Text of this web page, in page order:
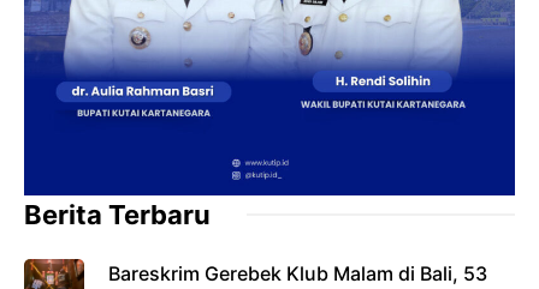
Berita Terbaru
Bareskrim Gerebek Klub Malam di Bali, 53